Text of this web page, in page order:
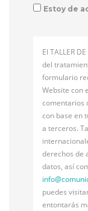
Estoy de
El TALLER
del
formulario
Website con
comentarios
con base en
a terceros.
derechos de
datos, así
info@
puedes
entontarás